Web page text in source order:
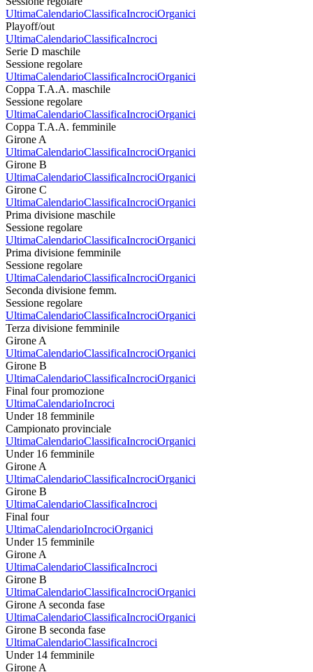
UltimaCalendarioClassificaIncrociOrganici
Playoff/out
UltimaCalendarioClassificaIncroci
Serie D maschile
Sessione regolare
UltimaCalendarioClassificaIncrociOrganici
Coppa T.A.A. maschile
Sessione regolare
UltimaCalendarioClassificaIncrociOrganici
Coppa T.A.A. femminile
Girone A
UltimaCalendarioClassificaIncrociOrganici
Girone B
UltimaCalendarioClassificaIncrociOrganici
Girone C
UltimaCalendarioClassificaIncrociOrganici
Prima divisione maschile
Sessione regolare
UltimaCalendarioClassificaIncrociOrganici
Prima divisione femminile
Sessione regolare
UltimaCalendarioClassificaIncrociOrganici
Seconda divisione femm.
Sessione regolare
UltimaCalendarioClassificaIncrociOrganici
Terza divisione femminile
Girone A
UltimaCalendarioClassificaIncrociOrganici
Girone B
UltimaCalendarioClassificaIncrociOrganici
Final four promozione
UltimaCalendarioIncroci
Under 18 femminile
Campionato provinciale
UltimaCalendarioClassificaIncrociOrganici
Under 16 femminile
Girone A
UltimaCalendarioClassificaIncrociOrganici
Girone B
UltimaCalendarioClassificaIncroci
Final four
UltimaCalendarioIncrociOrganici
Under 15 femminile
Girone A
UltimaCalendarioClassificaIncroci
Girone B
UltimaCalendarioClassificaIncrociOrganici
Girone A seconda fase
UltimaCalendarioClassificaIncrociOrganici
Girone B seconda fase
UltimaCalendarioClassificaIncroci
Under 14 femminile
Girone A